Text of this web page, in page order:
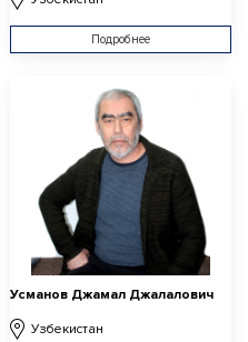
Подробнее
Усманов Джамал Джалалович
Узбекистан